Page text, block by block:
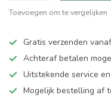
Toevoegen om te vergelijken
Gratis verzenden
Achteraf betalen
Uitstekende service
Mogelijk bestelling af